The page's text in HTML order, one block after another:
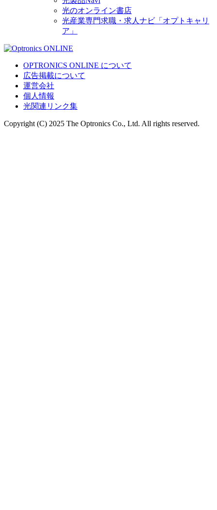
光のオンライン書店
光産業専門求職・求人ナビ「オプトキャリ
ア」
OPTRONICS ONLINE について
広告掲載について
運営会社
個人情報
光関連リンク集
Copyright (C) 2025 The Optronics Co., Ltd. All rights reserved.